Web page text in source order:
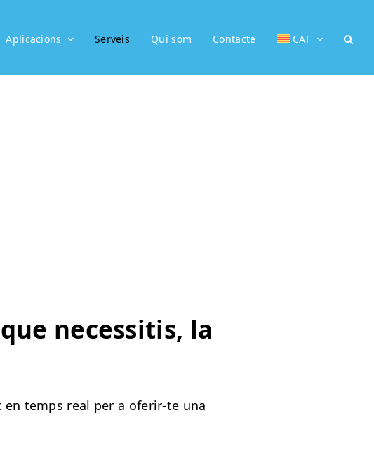
Aplicacions Serveis Qui som Contacte CAT
necessitis, la
temps real per a oferir-te una